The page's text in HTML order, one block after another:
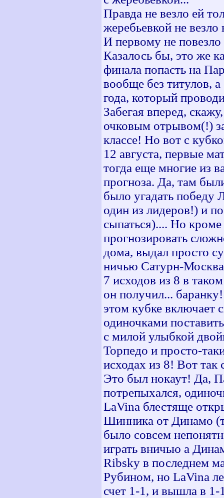
Правда не везло ей
жеребьевкой не везло
И первому не повезло
Казалось бы, это же
финала попасть на
вообще без титулов,
года, который
Забегая вперед,
очковым отрывом(!)
классе! Но вот с
12 августа, первые
тогда еще многие из
прогноза. Да, там
было угадать победу
один из лидеров!) и
сыпаться).... Но
прогнозировать
дома, выдал просто
ничью Сатурн-
7 исходов из 8 в
он получил...
этом кубке включает
одиночками
с милой улыбкой
Торпедо и просто-
исходах из 8! Вот так
Это был нокаут! Да,
потрепыхался,
LaVina блестяще
Шинника от Динамо
было совсем
играть вничью а
Ribsky в последнем
Рубином, но LaVina
счет 1-1, и вышла в 1-